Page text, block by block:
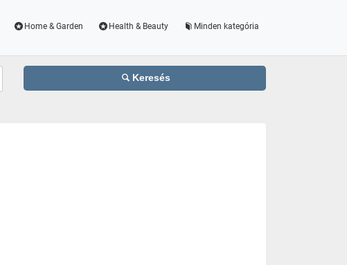
Home & Garden Health & Beauty Minden kategória
Keresés